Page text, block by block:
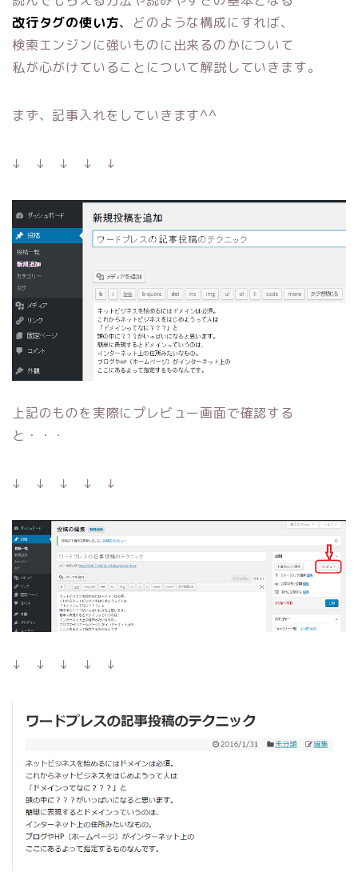
改行タグの使い方、 どのような構成にすれば、
検索エンジンに強いものに出来るのかについて
私が心がけていることについて解説していきます。
まず、記事入れをしていきます^^
↓ ↓ ↓ ↓ ↓
上記のものを実際にプレビュー画面で確認する
と・・・
↓ ↓ ↓ ↓ ↓
↓ ↓ ↓ ↓ ↓